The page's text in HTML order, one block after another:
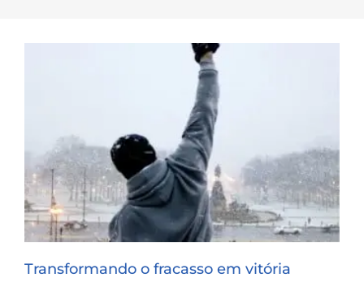
Transformando o fracasso em vitória
Transformando o fracasso em vitória